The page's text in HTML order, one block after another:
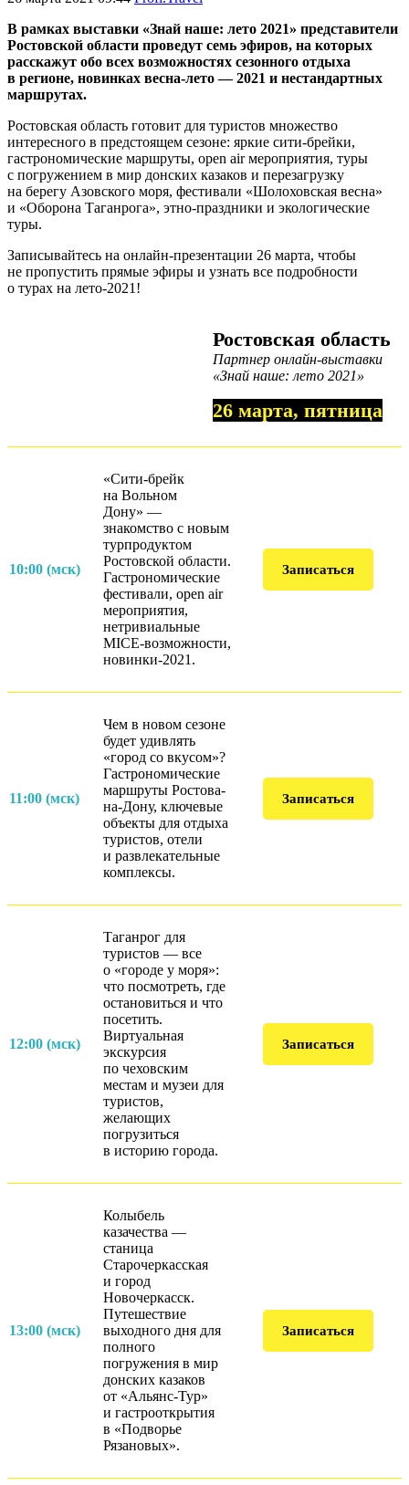
В рамках выставки «Знай наше: лето 2021» представители
Ростовской области проведут семь эфиров, на которых
расскажут обо всех возможностях сезонного отдыха
в регионе, новинках весна-лето — 2021 и нестандартных
маршрутах.
Ростовская область готовит для туристов множество
интересного в предстоящем сезоне: яркие сити-брейки,
гастрономические маршруты, open air мероприятия, туры
с погружением в мир донских казаков и перезагрузку
на берегу Азовского моря, фестивали «Шолоховская весна»
и «Оборона Таганрога», этно-праздники и экологические
туры.
Записывайтесь на онлайн-презентации 26 марта, чтобы
не пропустить прямые эфиры и узнать все подробности
о турах на лето-2021!
Ростовская область
Партнер онлайн-выставки
«Знай наше: лето 2021»
26 марта, пятница
10:00 (мск)
«Сити-брейк
на Вольном
Дону» —
знакомство с новым
турпродуктом
Ростовской области.
Гастрономические
фестивали, open air
мероприятия,
нетривиальные
MICE-возможности,
новинки-2021.
Записаться
11:00 (мск)
Чем в новом сезоне
будет удивлять
«город со вкусом»?
Гастрономические
маршруты Ростова-
на-Дону, ключевые
объекты для отдыха
туристов, отели
и развлекательные
комплексы.
Записаться
12:00 (мск)
Таганрог для
туристов — все
о «городе у моря»:
что посмотреть, где
остановиться и что
посетить.
Виртуальная
экскурсия
по чеховским
местам и музеи для
туристов,
желающих
погрузиться
в историю города.
Записаться
13:00 (мск)
Колыбель
казачества —
станица
Старочеркасская
и город
Новочеркасск.
Путешествие
выходного дня для
полного
погружения в мир
донских казаков
от «Альянс-Тур»
и гастрооткрытия
в «Подворье
Рязановых».
Записаться